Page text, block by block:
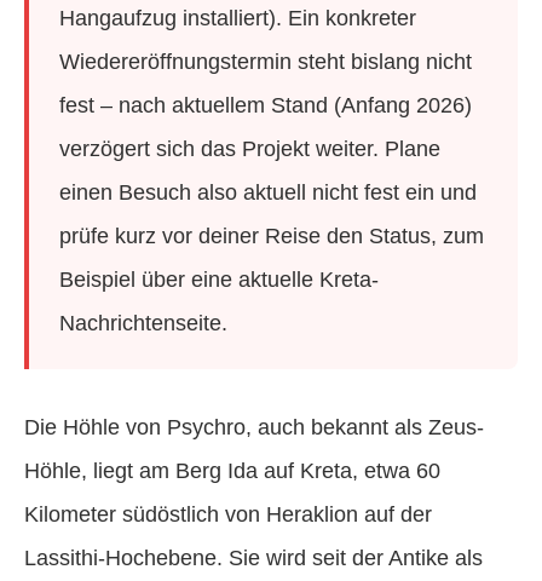
Hangaufzug installiert). Ein konkreter
Wiedereröffnungstermin steht bislang nicht
fest – nach aktuellem Stand (Anfang 2026)
verzögert sich das Projekt weiter. Plane
einen Besuch also aktuell nicht fest ein und
prüfe kurz vor deiner Reise den Status, zum
Beispiel über eine aktuelle Kreta-
Nachrichtenseite.
Die Höhle von Psychro, auch bekannt als Zeus-
Höhle, liegt am Berg Ida auf Kreta, etwa 60
Kilometer südöstlich von Heraklion auf der
Lassithi-Hochebene. Sie wird seit der Antike als